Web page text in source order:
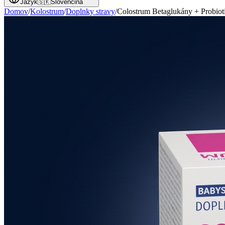
Jazyk🇸🇰Slovenčina
Domov/Kolostrum/Doplnky stravy/Colostrum Betaglukány +